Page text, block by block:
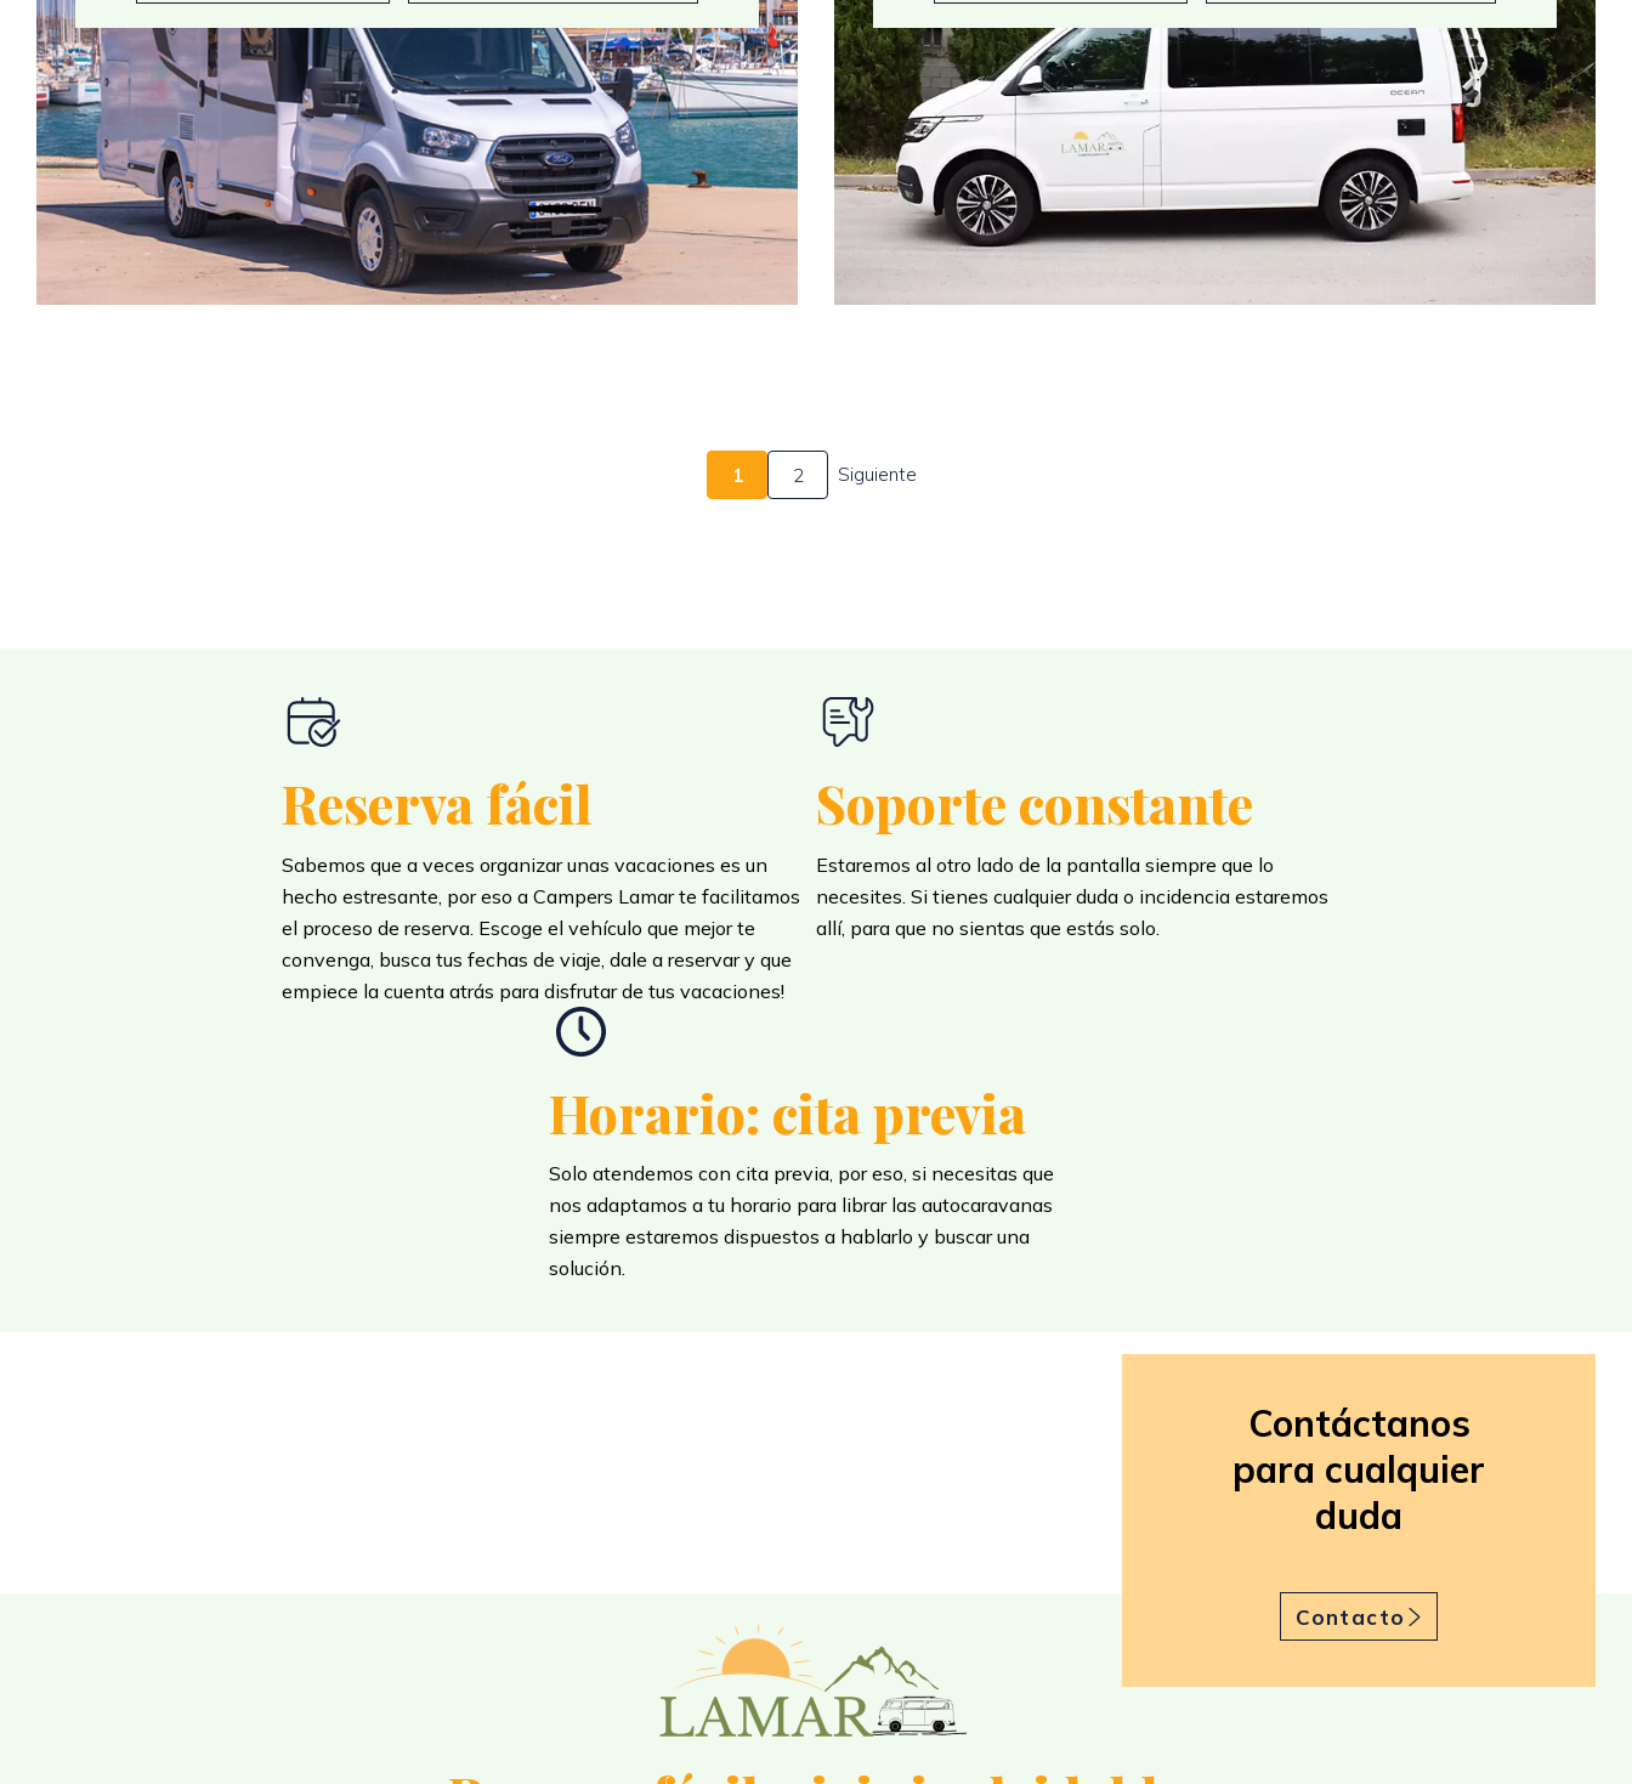
1 2 Siguiente
Reserva fácil
Sabemos que a veces organizar unas vacaciones es un
hecho estresante, por eso a Campers Lamar te facilitamos
el proceso de reserva. Escoge el vehículo que mejor te
convenga, busca tus fechas de viaje, dale a reservar y que
empiece la cuenta atrás para disfrutar de tus vacaciones!
Soporte constante
Estaremos al otro lado de la pantalla siempre que lo
necesites. Si tienes cualquier duda o incidencia estaremos
allí, para que no sientas que estás solo.
Horario: cita previa
Solo atendemos con cita previa, por eso, si necesitas que
nos adaptamos a tu horario para librar las autocaravanas
siempre estaremos dispuestos a hablarlo y buscar una
solución.
Contáctanos
para cualquier
duda
Contacto